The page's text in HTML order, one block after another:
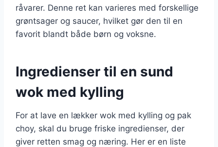
råvarer. Denne ret kan varieres med forskellige
grøntsager og saucer, hvilket gør den til en
favorit blandt både børn og voksne.
Ingredienser til en sund
wok med kylling
For at lave en lækker wok med kylling og pak
choy, skal du bruge friske ingredienser, der
giver retten smag og næring. Her er en liste